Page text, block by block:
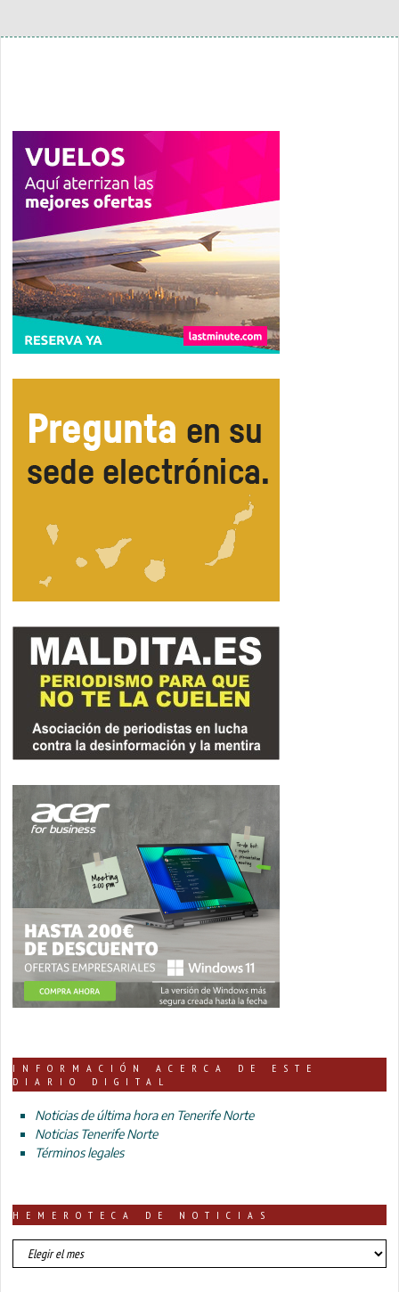
INFORMACIÓN ACERCA DE ESTE
DIARIO DIGITAL
Noticias de última hora en Tenerife Norte
Noticias Tenerife Norte
Términos legales
HEMEROTECA DE NOTICIAS
HEMEROTECA
DE